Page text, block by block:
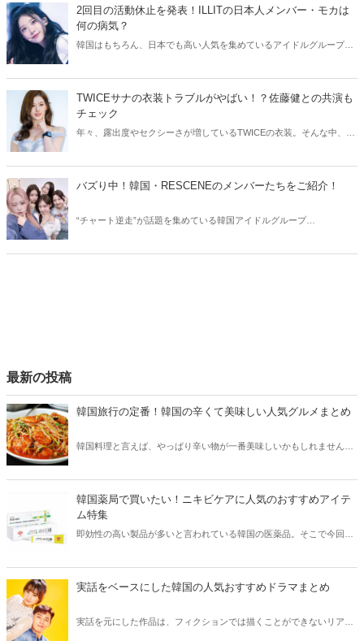
2回目の活動休止を発表！ILLITの日本人メンバー・モカは
何の病気？
韓国はもちろん、日本でも高い人気を集めているアイドルグループ・
TWICEサナの衣装トラブルがやばい！？佐藤健との共演も
チェック
年々、露出度やセクシーさが増しているTWICEの衣装。そんな中、
バズり中！韓国・RESCENEのメンバーたちをご紹介！
“チャート逆走”が話題を集めている韓国アイドルグループ
最新の投稿
韓国旅行の定番！韓国の辛くて美味しい人気グルメまとめ
韓国料理と言えば、やっぱり辛い物が一番美味しいかもしれません。
方も必見です。
韓国薬局で買いたい！ニキビケアに人気のおすすめアイテ
ム特集
即効性の高い製品が多いと言われている韓国の医薬品。そこで今回は
う。
実話をベースにした韓国の人気おすすめドラマまとめ
実話を元にした作品は、フィクションでは描くことができないリアル